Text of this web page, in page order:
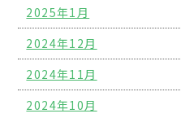
2025年1月
2024年12月
2024年11月
2024年10月